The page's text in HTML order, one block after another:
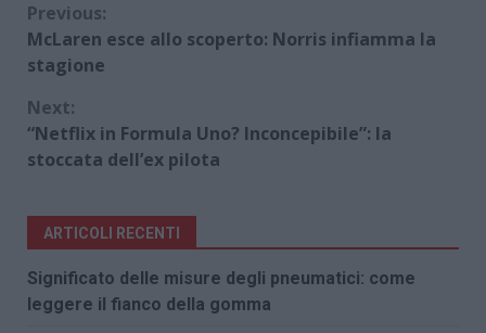
Continue
Reading
Previous:
McLaren esce allo scoperto: Norris infiamma la
stagione
Next:
“Netflix in Formula Uno? Inconcepibile”: la
stoccata dell’ex pilota
ARTICOLI RECENTI
Significato delle misure degli pneumatici: come
leggere il fianco della gomma